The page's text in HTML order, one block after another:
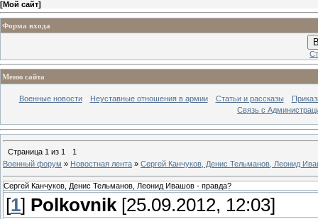
[Мой сайт]
Форма входа
Меню сайта
Военные новости Неуставные отношения в армии Статьи и рассказы
Связь с
Страница 1 из 1
1
Военный форум » Новостная лента » Сергей Канчуков, Денис Тельманов, Леонид
Сергей Канчуков, Денис Тельманов, Леонид Ивашов - правда?
[1] Polkovnik [25.09.2012, 12:03]